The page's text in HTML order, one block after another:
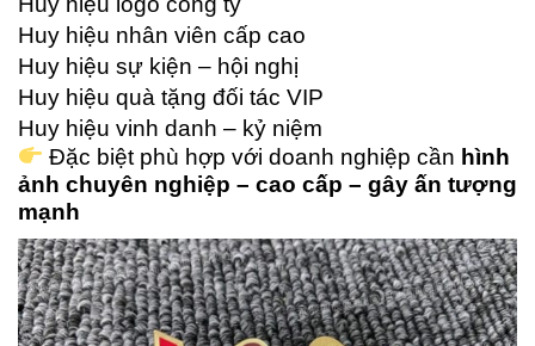
Huy hiệu nhân viên cấp cao
Huy hiệu sự kiện – hội nghị
Huy hiệu quà tặng đối tác VIP
Huy hiệu vinh danh – kỷ niệm
Đặc biệt phù hợp với doanh nghiệp cần hình
ảnh chuyên nghiệp – cao cấp – gây ấn tượng
mạnh